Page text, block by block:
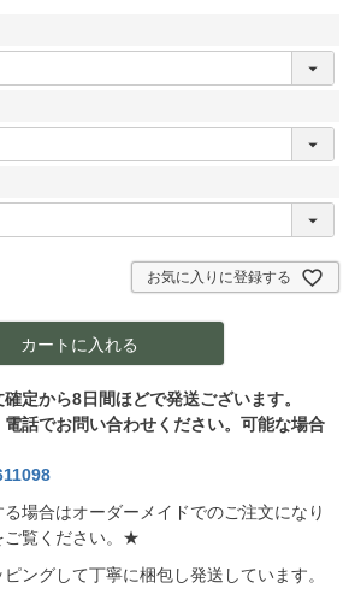
お気に入りに登録する
カートに入れる
定から8日間ほどで発送ございます。
話でお問い合わせください。可能な場合
場合はオーダーメイドでのご注文になり
ご覧ください。★
ングして丁寧に梱包し発送しています。